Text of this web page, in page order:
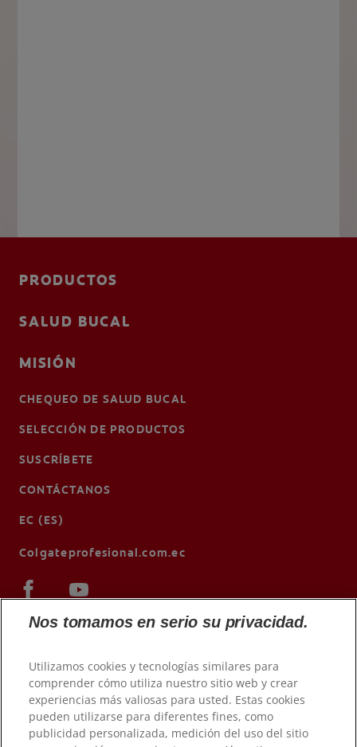
PRODUCTOS
SALUD BUCAL
MISIÓN
CHEQUEO DE SALUD BUCAL
SELECCIÓN DE PRODUCTOS
SUSCRÍBETE
CONTÁCTANOS
EC (ES)
Colgateprofesional.com.ec
Nos tomamos en serio su privacidad.
Utilizamos cookies y tecnologías similares para
comprender cómo utiliza nuestro sitio web y crear
experiencias más valiosas para usted. Estas cookies
pueden utilizarse para diferentes fines, como
publicidad personalizada, medición del uso del sitio